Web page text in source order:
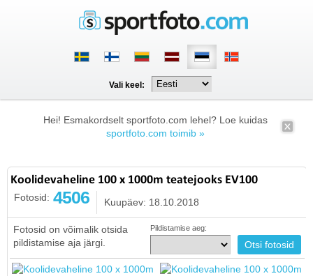
Vali keel:
Hei! Esmakordselt sportfoto.com lehel? Loe kuidas
sportfoto.com toimib »
Koolidevaheline 100 x 1000m teatejooks EV100
Fotosid: 4506 Kuupäev: 18.10.2018
Fotosid on võimalik otsida
pildistamise aja järgi.
Pildistamise aeg: